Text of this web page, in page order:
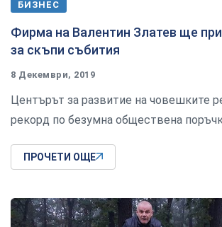
БИЗНЕС
Фирма на Валентин Златев ще
за скъпи събития
8 Декември, 2019
Центърът за развитие на човешките
рекорд по безумна обществена
ПРОЧЕТИ ОЩЕ